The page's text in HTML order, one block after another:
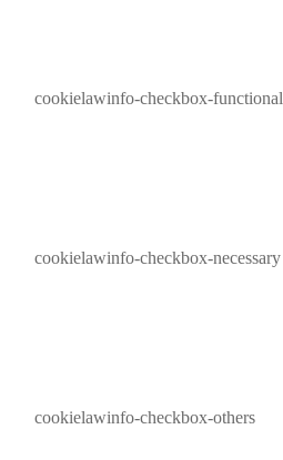
cookielawinfo-checkbox-functional
cookielawinfo-checkbox-necessary
cookielawinfo-checkbox-others